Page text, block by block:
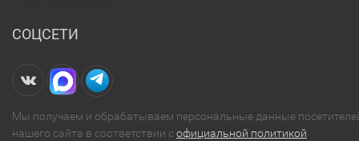
СОЦСЕТИ
Мы получаем и обрабатываем персональные данные
нашего сайта в соответствии софициальной политикой